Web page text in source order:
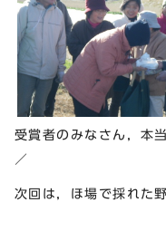
受賞者のみなさん，本
／
次回は，ほ場で採れた